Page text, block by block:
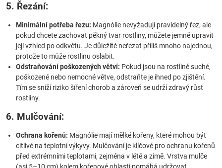
5. Řezání:
Minimální potřeba řezu: Magnólie nevyžadují pravidelný řez, ale
pokud chcete zachovat pěkný tvar rostliny, můžete jemně upravit
její vzhled po odkvětu. Je důležité neřezat příliš mnoho najednou,
protože to může rostlinu oslabit.
Odstraňování poškozených větví: Pokud jsou na rostlině suché,
poškozené nebo nemocné větve, odstraňte je ihned po zjištění.
Tím se sníží riziko šíření chorob a zároveň se udrží zdravý růst
rostliny.
6. Mulčování:
Ochrana kořenů: Magnólie mají mělké kořeny, které mohou být
citlivé na teplotní výkyvy. Mulčování je klíčové pro ochranu kořenů
před extrémními teplotami, zejména v létě a zimě. Vrstva mulče